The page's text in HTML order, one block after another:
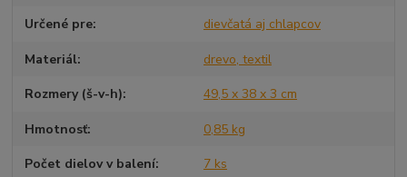
Určené pre dievčatá aj chlapcov
Materiál drevo, textil
Rozmery (š-v-h) 49,5 x 38 x 3 cm
Hmotnosť 0,85 kg
Počet dielov v balení 7 ks